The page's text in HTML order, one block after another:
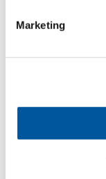
Marketing